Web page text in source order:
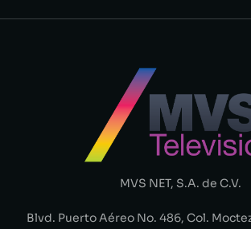
MVS NET, S.A. de C.V.
Blvd. Puerto Aéreo No. 486, Col.